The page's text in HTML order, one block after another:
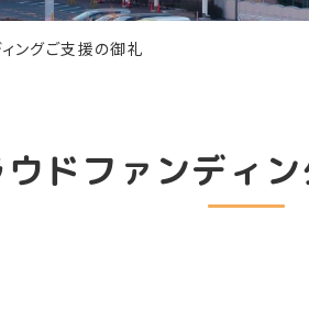
ングご支援の御礼
ウドファンディ